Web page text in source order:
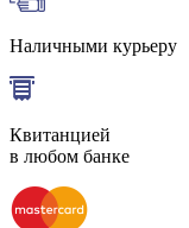
Наличными курьеру
Квитанцией
в любом банке